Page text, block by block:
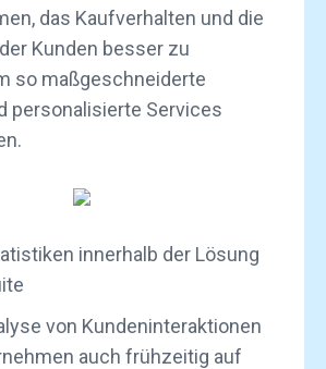
das Kaufverhalten und die
Kunden besser zu
so maßgeschneiderte
personalisierte Services
innerhalb der Lösung
von Kundeninteraktionen
auch frühzeitig auf